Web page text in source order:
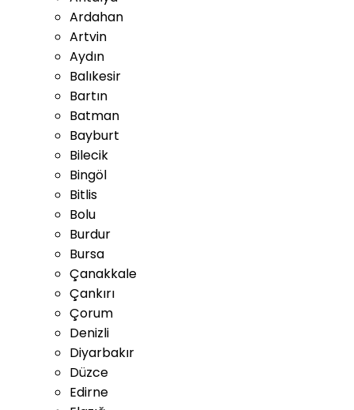
Ardahan
Artvin
Aydın
Balıkesir
Bartın
Batman
Bayburt
Bilecik
Bingöl
Bitlis
Bolu
Burdur
Bursa
Çanakkale
Çankırı
Çorum
Denizli
Diyarbakır
Düzce
Edirne